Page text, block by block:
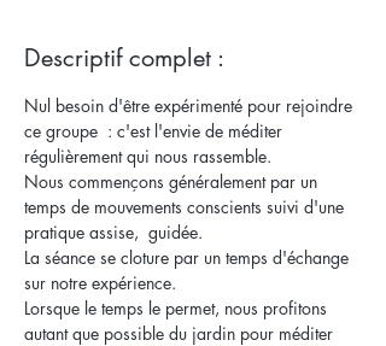
Descriptif complet :
Nul besoin d'être expérimenté pour rejoindre
ce groupe  : c'est l'envie de méditer
régulièrement qui nous rassemble.
Nous commençons généralement par un
temps de mouvements conscients suivi d'une
pratique assise,  guidée.
La séance se cloture par un temps d'échange
sur notre expérience.
Lorsque le temps le permet, nous profitons
autant que possible du jardin pour méditer